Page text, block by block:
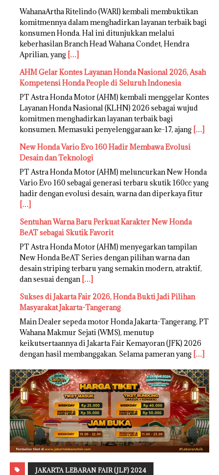
WahanaArtha Ritelindo (WARI) kembali membuktikan
komitmennya dalam menghadirkan layanan terbaik bagi
konsumen Honda. Hal ini ditunjukkan melalui
keberhasilan Branch Head Wahana Condet, Hendra
Aprilian, yang […]
AHM Gelar Kontes Layanan Honda Nasional 2026, Asah
Kompetensi Honda People di Seluruh Indonesia
PT Astra Honda Motor (AHM) kembali menggelar Kontes
Layanan Honda Nasional (KLHN) 2026 sebagai wujud
komitmen menghadirkan layanan terbaik bagi
konsumen. Memasuki penyelenggaraan ke-17, ajang […]
New Honda Vario Evo 160 Hadir Membawa Evolusi
Desain dan Teknologi
PT Astra Honda Motor (AHM) meluncurkan New Honda
Vario Evo 160 sebagai generasi terbaru skutik 160cc yang
hadir dengan evolusi desain, warna dan diperkaya fitur
[…]
Sentuhan Warna Baru Perkuat Karakter New Honda
BeAT sebagai Skutik Favorit
PT Astra Honda Motor (AHM) menyegarkan tampilan
New Honda BeAT Series dengan pilihan warna dan
desain striping terbaru yang semakin modern, atraktif,
dan sesuai dengan […]
Sukses di Jakarta Fair 2026, Honda Bukti Jadi Pilihan
Masyarakat Jakarta-Tangerang
Main Dealer sepeda motor Honda Jakarta-Tangerang, PT
Wahana Makmur Sejati (WMS), menutup
keikutsertaannya di Jakarta Fair Kemayoran (JFK) 2026
dengan hasil membanggakan. Selama pameran yang […]
JAKARTA LEBARAN FAIR (JLF) 2024